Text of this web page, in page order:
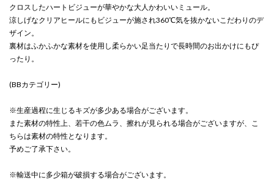
クロスしたハートビジューが華やかな大人かわいいミュール。
涼しげなクリアヒールにもビジューが施され360℃気を抜かないこだわりのデ
ザイン。
裏材はふかふかな素材を使用し柔らかい足当たりで長時間のお出かけにもぴ
ったり。
(BBカテゴリー)
※生産過程に生じるキズが多少ある場合がございます。
また素材の特性上、若干の色ムラ、擦れが見られる場合がございますが、こ
ちらは素材の特性となります。
予めご了承下さい。
※輸送中に多少箱が破損する場合がございます。